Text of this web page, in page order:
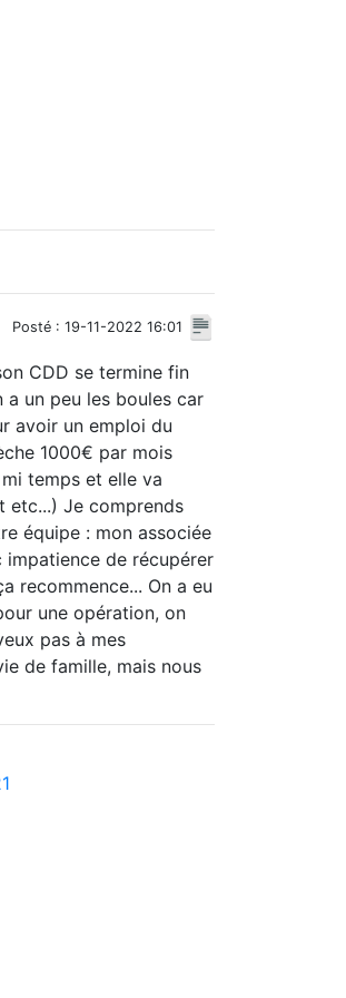
Posté : 19-11-2022 16:01
CDD se termine fin
un peu les boules car
avoir un emploi du
1000€ par mois
temps et elle va
etc...) Je comprends
équipe : mon associée
de récupérer
recommence... On a eu
une opération, on
pas à mes
de famille, mais nous